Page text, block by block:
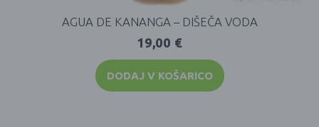
AGUA DE KANANGA – DIŠEČA VODA
19,00 €
DODAJ V KOŠARICO